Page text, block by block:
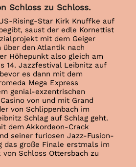
Schloss zu Schloss.
Rising-Star Kirk Knuffke auf
saust der edle Kornettist
mit dem Geiger
über den Atlantik nach
Höhepunkt also gleich am
14. Jazzfestival Leibnitz auf
es dann mit dem
Mega Express
genial-exzentrischen
von und mit Grand
von Schlippenbach im
Schlag auf Schlag geht.
dem Akkordeon-Crack
seiner furiosen Jazz-Fusion-
das große Finale erstmals im
von Schloss Ottersbach zu